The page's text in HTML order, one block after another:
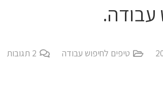
עבודה.
טיפים לחיפוש עבודה 2 תגובות